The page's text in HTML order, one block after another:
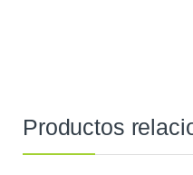
Productos